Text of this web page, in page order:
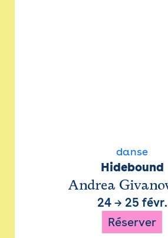
danse
Hidebound
Andrea
24→ 25 févr.
Réserver